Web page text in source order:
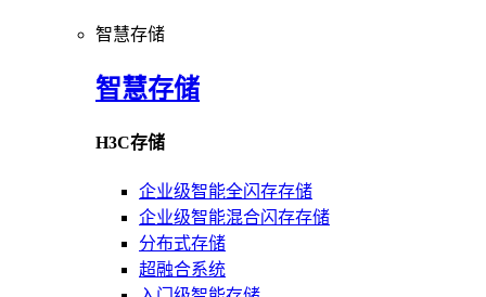
智慧存储
智慧存储
H3C存储
企业级智能全闪存存储
企业级智能混合闪存存储
分布式存储
超融合系统